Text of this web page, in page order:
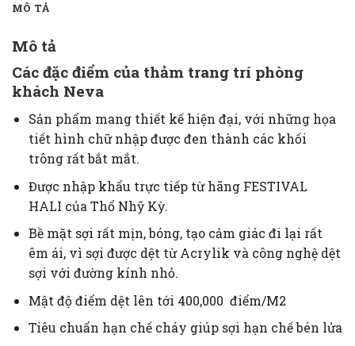
MÔ TẢ
Mô tả
Các đặc điểm của thảm trang trí phòng
khách Neva
Sản phẩm mang thiết kế hiện đại, với những họa
tiết hình chữ nhập được đen thành các khối
trông rất bắt mắt.
Được nhập khẩu trực tiếp từ hãng FESTIVAL
HALI của Thổ Nhỹ Kỳ.
Bề mặt sợi rất mịn, bóng, tạo cảm giác đi lại rất
êm ái, vì sợi được dệt từ Acrylik và công nghệ dệt
sợi với đường kính nhỏ.
Mật độ điểm dệt lên tới 400,000 điểm/M2
Tiêu chuẩn hạn chế cháy giúp sợi hạn chế bén lửa